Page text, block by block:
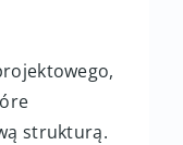
strukturą.